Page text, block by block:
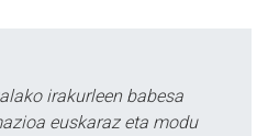
irakurleen babesa
euskaraz eta modu